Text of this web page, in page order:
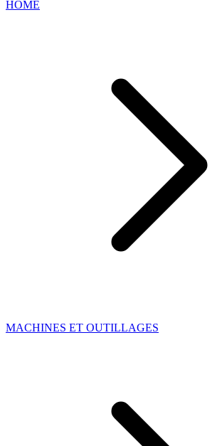
HOME
MACHINES ET OUTILLAGES